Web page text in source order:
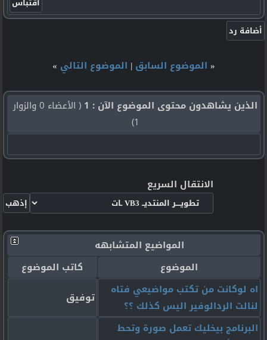
« الموضوع السابق | الموضوع التالي »
الذين يشاهدون محتوى الموضوع الآن : 1
( الأعضاء 0 والزوار
1)
الانتقال السريع
المواضيع المتشابهه
الموضوع
كاتب الموضوع
اه لوكانت من تكتب مواضيعي فتاه
لنالت الردالوفير اليس كذلك ؟؟
توفيق
البرنامج بيخليك تعمل صورة وتحط